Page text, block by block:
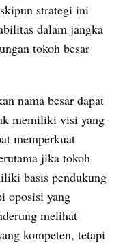
strategi ini
dalam jangka
tokoh besar
nama besar dapat
memiliki visi yang
memperkuat
jika tokoh
basis pendukung
oposisi yang
melihat
kompeten, tetapi